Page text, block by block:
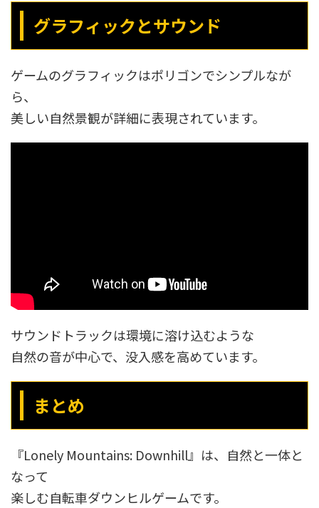
グラフィックとサウンド
ゲームのグラフィックはポリゴンでシンプルなが
ら、
美しい自然景観が詳細に表現されています。
サウンドトラックは環境に溶け込むような
自然の音が中心で、没入感を高めています。
まとめ
『Lonely Mountains: Downhill』は、自然と一体と
なって
楽しむ自転車ダウンヒルゲームです。